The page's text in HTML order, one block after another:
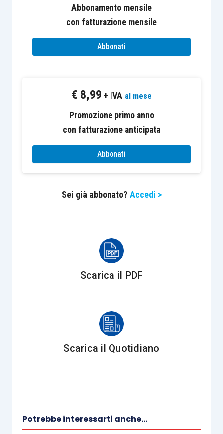
differitecon l’iscrizione di un
nella Voce 20 delconto economico
venga rilevato ilcosto corrispondente
all’imposta sostitutiva
dello stato patrimoniale). Il presupposto
del transito a conto economico del
rilascio del fondo imposte differite,
assenza del riallineamento lo stesso
indeducibilità degli ammortamenti
che ha generato il fondo venga meno in
un un’unica soluzione, non dovrebbe
Se, come anticipato, il riallineamento riguardasse
, il par. 80 dell’Oic 25 indica che il
la durata del beneficio fiscaleche deriva dallo
del riallineamento e la parte di imposta
Abbonamento mensile
con fatturazione mensile
Abbonati
€ 8,99 + IVA al mese
Promozione primo anno
con fatturazione anticipata
Abbonati
Sei già abbonato? Accedi >
Scarica il PDF
Scarica il Quotidiano
Potrebbe interessarti anche...